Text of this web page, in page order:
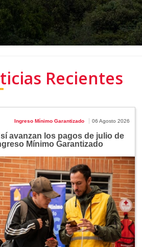
Recientes
Ingreso Mínimo Garantizado 06 Agosto 2026
avanzan los pagos de julio de
Mínimo Garantizado